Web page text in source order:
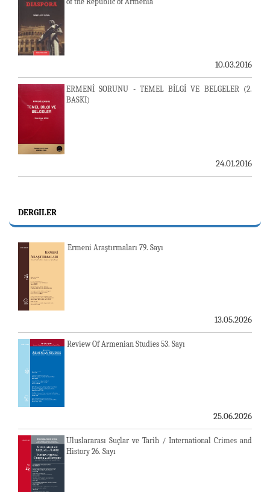
10.03.2016
ERMENİ SORUNU - TEMEL BİLGİ VE BELGELER (2.
BASKI)
24.01.2016
DERGILER
Ermeni Araştırmaları 79. Sayı
13.05.2026
Review Of Armenian Studies 53. Sayı
25.06.2026
Uluslararası Suçlar ve Tarih / International Crimes and
History 26. Sayı